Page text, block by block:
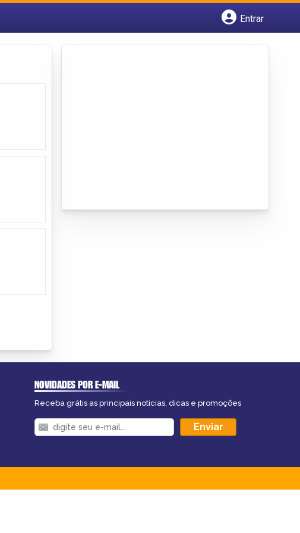
Entrar
NOVIDADES POR E-MAIL
Receba grátis as principais notícias, dicas e promoções